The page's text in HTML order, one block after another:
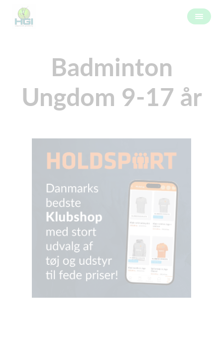
Badminton
Ungdom 9-17 år